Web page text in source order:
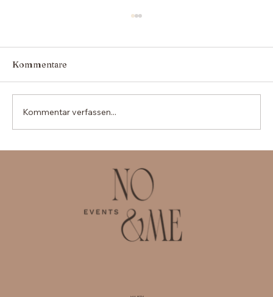
Corporate-Event-Planers in Zürich für
Kommentare
Kommentar verfassen...